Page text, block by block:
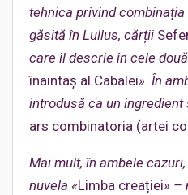
tehnica privind
găsită în Lullus, cărții
care îl descrie în cele
înaintaș al Cabalei». În
introdusă ca un
ars combinatoria (artei
Mai mult, în ambele
nuvela «Limba creației» –